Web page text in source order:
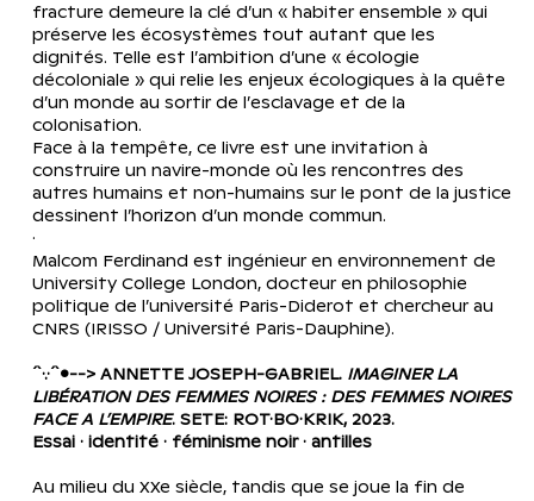
fracture demeure la clé d’un « habiter ensemble » qui
préserve les écosystèmes tout autant que les
dignités. Telle est l’ambition d’une « écologie
décoloniale » qui relie les enjeux écologiques à la quête
d’un monde au sortir de l’esclavage et de la
colonisation.
Face à la tempête, ce livre est une invitation à
construire un navire-monde où les rencontres des
autres humains et non-humains sur le pont de la justice
dessinent l’horizon d’un monde commun.
·
Malcom Ferdinand est ingénieur en environnement de
University College London, docteur en philosophie
politique de l’université Paris-Diderot et chercheur au
CNRS (IRISSO / Université Paris-Dauphine).
´`·.·´`•--> ANNETTE JOSEPH-GABRIEL. IMAGINER LA
LIBÉRATION DES FEMMES NOIRES : DES FEMMES NOIRES
FACE A L’EMPIRE. SETE: ROT·BO·KRIK, 2023.
Essai · identité · féminisme noir · antilles
Au milieu du XXe siècle, tandis que se joue la fin de